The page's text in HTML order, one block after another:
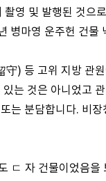
영 및 발행된 것으
병마영 운주헌 건물
) 등 고위 지방 관
는 것은 아니었고
는 분담합니다. 비
ㄷ 자 건물이었음을